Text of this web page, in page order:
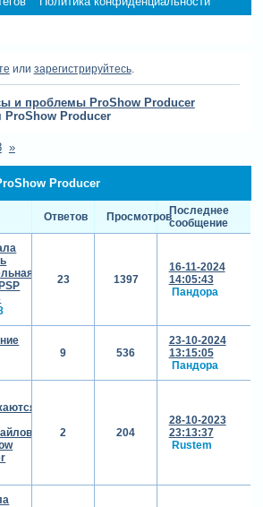
или зарегистрируйтесь.
и проблемы ProShow Producer
Producer
Producer
»
Ответов ПросмотровПоследнее
сообщение
23 1397
16-11-2024
14:05:43
Пандора
9 536
23-10-2024
13:15:05
Пандора
2 204
28-10-2023
23:13:37
Rustem